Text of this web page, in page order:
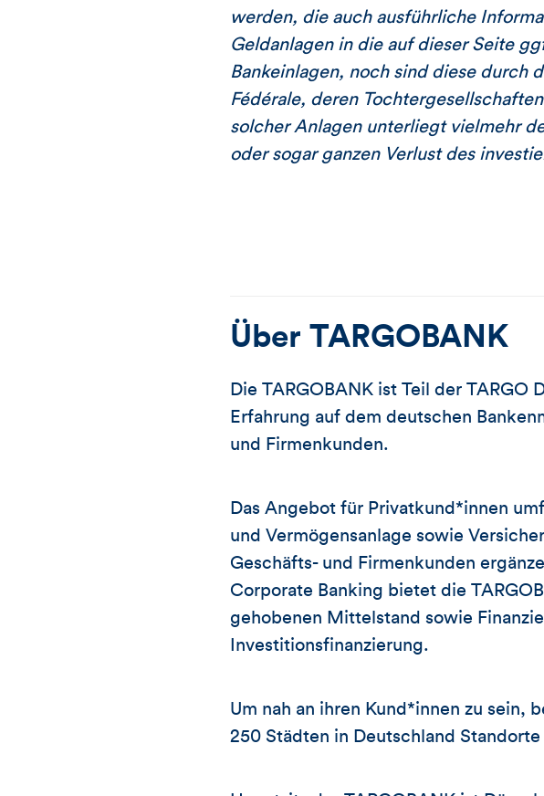
werden, die auch ausführliche
Geldanlagen in die auf dieser Seite
Bankeinlagen, noch sind diese durch
Fédérale, deren
solcher Anlagen unterliegt vielmehr
oder sogar ganzen Verlust des
Über TARGOBANK
Die TARGOBANK ist Teil der
Erfahrung auf dem deutschen
und Firmenkunden.
Das Angebot für Privatkund*innen
und Vermögensanlage sowie
Geschäfts- und Firmenkunden
Corporate Banking bietet die
gehobenen Mittelstand sowie
Investitionsfinanzierung.
Um nah an ihren Kund*innen zu sein,
250 Städten in Deutschland